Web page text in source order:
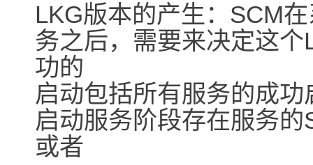
LKG版本的产生：SCM
务之后，需要来决定这
功的
启动包括所有服务的成
启动服务阶段存在服务
或者